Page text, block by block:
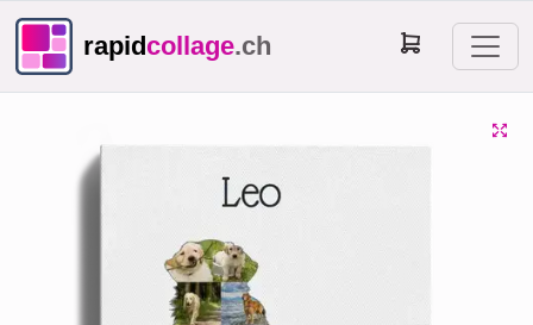
rapidcollage.ch